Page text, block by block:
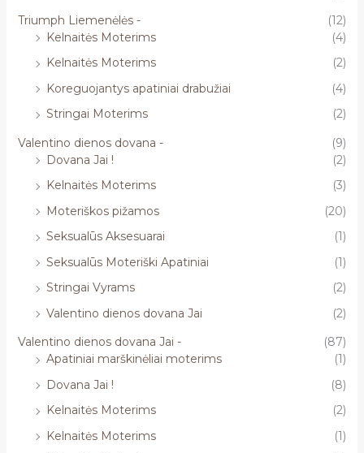
Triumph Liemenėlės -
(12)
Kelnaitės Moterims
(4)
Kelnaitės Moterims
(2)
Koreguojantys apatiniai drabužiai
(4)
Stringai Moterims
(2)
Valentino dienos dovana -
(9)
Dovana Jai !
(2)
Kelnaitės Moterims
(3)
Moteriškos pižamos
(20)
Seksualūs Aksesuarai
(1)
Seksualūs Moteriški Apatiniai
(1)
Stringai Vyrams
(2)
Valentino dienos dovana Jai
(2)
Valentino dienos dovana Jai -
(87)
Apatiniai marškinėliai moterims
(1)
Dovana Jai !
(8)
Kelnaitės Moterims
(2)
Kelnaitės Moterims
(1)